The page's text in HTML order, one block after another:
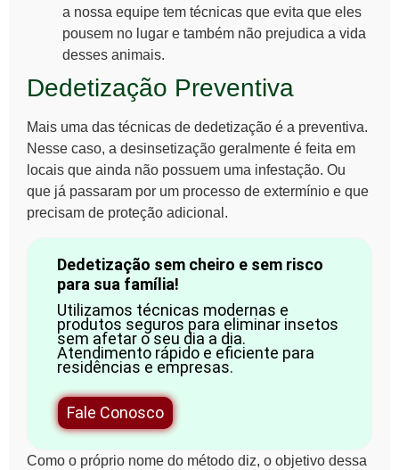
a nossa equipe tem técnicas que evita que eles
pousem no lugar e também não prejudica a vida
desses animais.
Dedetização Preventiva
Mais uma das técnicas de dedetização é a preventiva.
Nesse caso, a desinsetização geralmente é feita em
locais que ainda não possuem uma infestação. Ou
que já passaram por um processo de extermínio e que
precisam de proteção adicional.
Dedetização sem cheiro e sem risco
para sua família!
Utilizamos técnicas modernas e
produtos seguros para eliminar insetos
sem afetar o seu dia a dia.
Atendimento rápido e eficiente para
residências e empresas.
Fale Conosco
Como o próprio nome do método diz, o objetivo dessa